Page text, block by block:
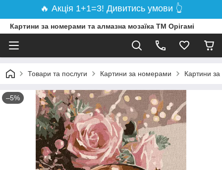
🔥 Акція 1+1=3! Дивитись умови 👆
Картини за номерами та алмазна мозаїка ТМ Орігамі
Товари та послуги Картини за номерами Картини
–5%